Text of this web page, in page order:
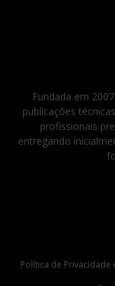
Fundada em
publicações
profissionais
entregando
Política de Privacidade